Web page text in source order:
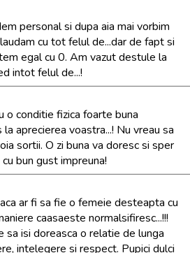
personal si dupa aia mai vorbim
cu tot felul de...dar de fapt si
egal cu 0. Am vazut destule la
intot felul de...!
o conditie fizica foarte buna
aprecierea voastra...! Nu vreau sa
sortii. O zi buna va doresc si sper
bun gust impreuna!
ar fi sa fie o femeie desteapta cu
caasaeste normalsifiresc...!!!
sa isi doreasca o relatie de lunga
intelegere si respect. Pupici dulci